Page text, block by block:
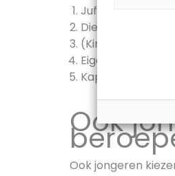
Juf
Dierenarts
(Kinder)arts
Eigen bedrijf
Kapper
Ook
Ook jongeren